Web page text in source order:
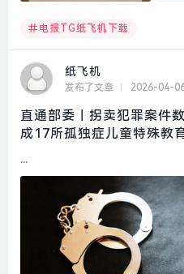
电报TG纸飞机下载
纸飞机
发布了文章 2026-04-
直通部委｜拐卖犯罪案件
成17所孤独症儿童特殊教
...